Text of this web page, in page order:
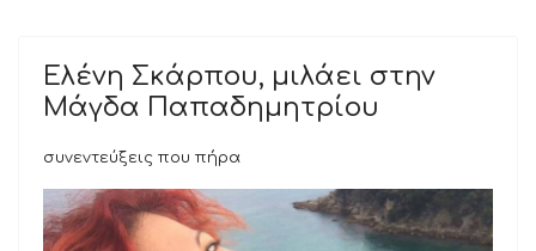
Ελένη Σκάρπου, μιλάει στην
Μάγδα Παπαδημητρίου
συνεντεύξεις που πήρα